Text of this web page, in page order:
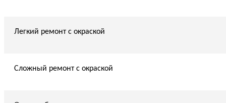
Легкий ремонт с окраской
Сложный ремонт с окраской